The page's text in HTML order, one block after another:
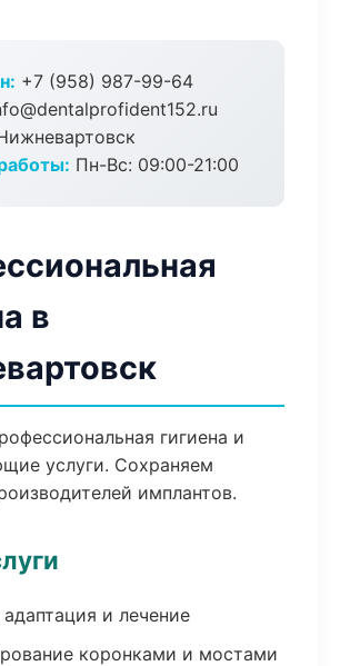
+7 (958) 987-99-64
Пн-Вс: 09:00-21:00
в
гигиена и
услуги. Сохраняем
имплантов.
и лечение
коронками и мостами